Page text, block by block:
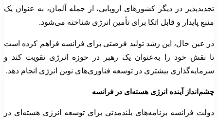
تجدیدپذیر در دیگر کشورهای اروپایی، از جمله آلمان، به عنوان یک
منبع پایدار و قابل اتکا برای تأمین انرژی شناخته می‌شود.
در عین حال، این رشد تولید فرصتی برای فرانسه فراهم کرده است
تا نقش خود را به‌عنوان یک رهبر در حوزه انرژی تقویت کند و
سرمایه‌گذاری بیشتری در توسعه فناوری‌های نوین انرژی انجام دهد.
چشم‌انداز آینده انرژی هسته‌ای در فرانسه
دولت فرانسه برنامه‌های بلندمدتی برای توسعه انرژی هسته‌ای در